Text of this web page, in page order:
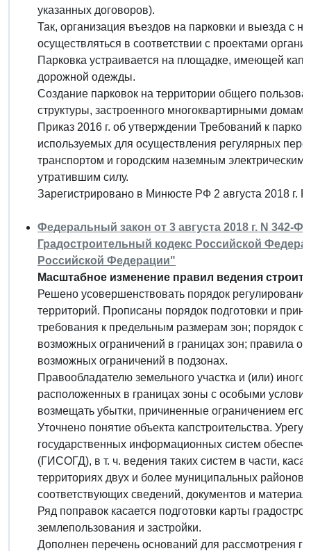
указанных договоров).
Так, организация въездов на парковки и выезда с
осуществляться в соответствии с проектами
Парковка устраивается на площадке, имеющей
дорожной одежды.
Создание парковок на территории общего
структуры, застроенного многоквартирными
Приказ 2016 г. об утверждении Требований к
используемых для осуществления регулярных
транспортом и городским наземным электрическим
утратившим силу.
Зарегистрировано в Минюсте РФ 2 августа 2018 г.
Федеральный закон от 3 августа 2018 г. N 342-
Градостроительный кодекс Российской
Российской Федерации"
Масштабное изменение правил ведения
Решено усовершенствовать порядок
территорий. Прописаны порядок подготовки и
требования к предельным размерам зон; порядок
возможных ограничений в границах зон; правила
возможных ограничений в подзонах.
Правообладателю земельного участка и (или)
расположенных в границах зоны с особыми
возмещать убытки, причиненные ограничением его
Уточнено понятие объекта капстроительства.
государственных информационных систем
(ГИСОГД), в т. ч. ведения таких систем в части,
территориях двух и более муниципальных районов,
соответствующих сведений, документов и
Ряд поправок касается подготовки карты
землепользования и застройки.
Дополнен перечень оснований для рассмотрения